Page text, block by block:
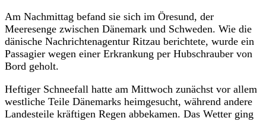
Am Nachmittag befand sie sich im Öresund, der
Meeresenge zwischen Dänemark und Schweden. Wie die
dänische Nachrichtenagentur Ritzau berichtete, wurde ein
Passagier wegen einer Erkrankung per Hubschrauber von
Bord geholt.
Heftiger Schneefall hatte am Mittwoch zunächst vor allem
westliche Teile Dänemarks heimgesucht, während andere
Landesteile kräftigen Regen abbekamen. Das Wetter ging